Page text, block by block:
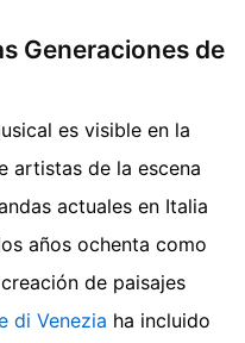
Generaciones de
es visible en la
artistas de la escena
actuales en Italia
años ochenta como
de paisajes
di Venezia ha incluido